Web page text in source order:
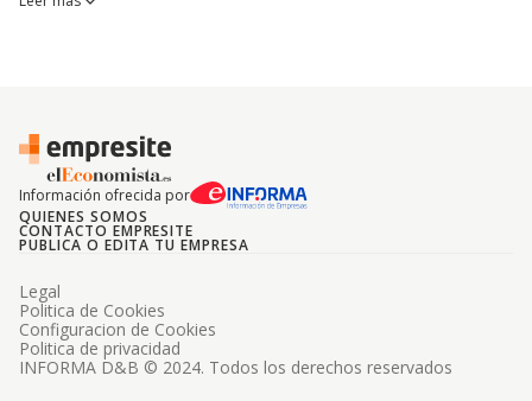
Información ofrecida por
QUIENES SOMOS
CONTACTO EMPRESITE
PUBLICA O EDITA TU EMPRESA
INFORMA D&B © 2024. Todos los derechos reservados
Legal
Politica de Cookies
Configuracion de Cookies
Politica de privacidad